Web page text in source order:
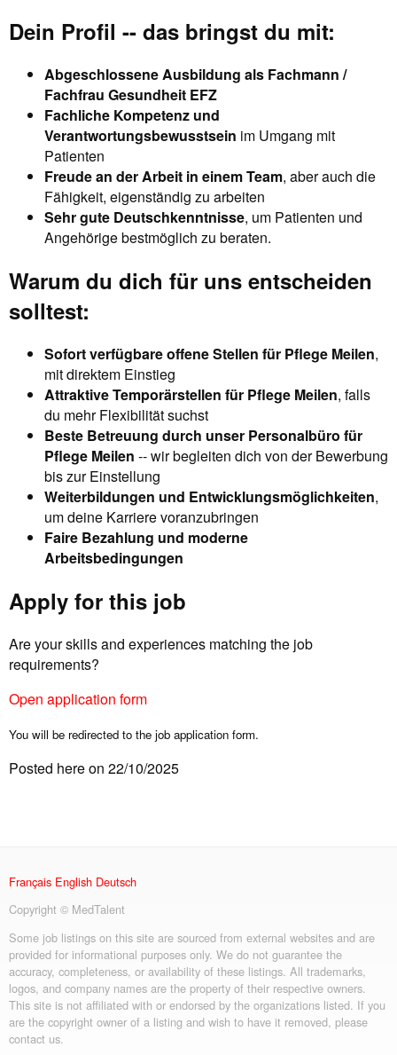
Dein Profil -- das bringst du mit:
Abgeschlossene Ausbildung als Fachmann /
Fachfrau Gesundheit EFZ
Fachliche Kompetenz und
Verantwortungsbewusstsein im Umgang mit
Patienten
Freude an der Arbeit in einem Team, aber auch die
Fähigkeit, eigenständig zu arbeiten
Sehr gute Deutschkenntnisse, um Patienten und
Angehörige bestmöglich zu beraten.
Warum du dich für uns entscheiden
solltest:
Sofort verfügbare offene Stellen für Pflege Meilen,
mit direktem Einstieg
Attraktive Temporärstellen für Pflege Meilen, falls
du mehr Flexibilität suchst
Beste Betreuung durch unser Personalbüro für
Pflege Meilen -- wir begleiten dich von der Bewerbung
bis zur Einstellung
Weiterbildungen und Entwicklungsmöglichkeiten,
um deine Karriere voranzubringen
Faire Bezahlung und moderne
Arbeitsbedingungen
Apply for this job
Are your skills and experiences matching the job
requirements?
Open application form
You will be redirected to the job application form.
Posted here on 22/10/2025
Français English Deutsch
Copyright © MedTalent
Some job listings on this site are sourced from external websites and are
provided for informational purposes only. We do not guarantee the
accuracy, completeness, or availability of these listings. All trademarks,
logos, and company names are the property of their respective owners.
This site is not affiliated with or endorsed by the organizations listed. If you
are the copyright owner of a listing and wish to have it removed, please
contact us.